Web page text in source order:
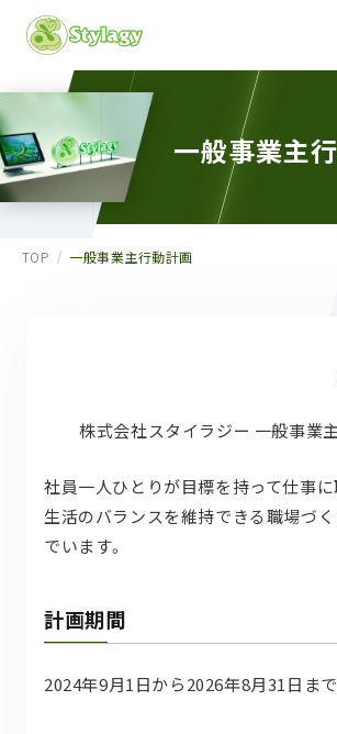
一般事業主
TOP 一般事業主行動計画
株式会社スタイラジー 一般事業
社員一人ひとりが目標を持って仕事に
生活のバランスを維持できる職場づ
でいます。
計画期間
2024年9月1日から2026年8月31日ま